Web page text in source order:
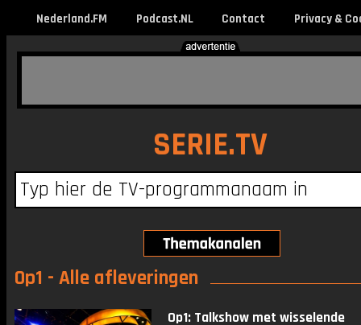
Nederland.FM Podcast.NL Contact Privacy &
SERIE.TV
Op1 - Alle afleveringen
Op1: Talkshow met wisselende